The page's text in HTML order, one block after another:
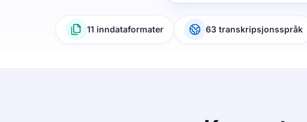
11 inndataformater 63 transkripsjonsspråk